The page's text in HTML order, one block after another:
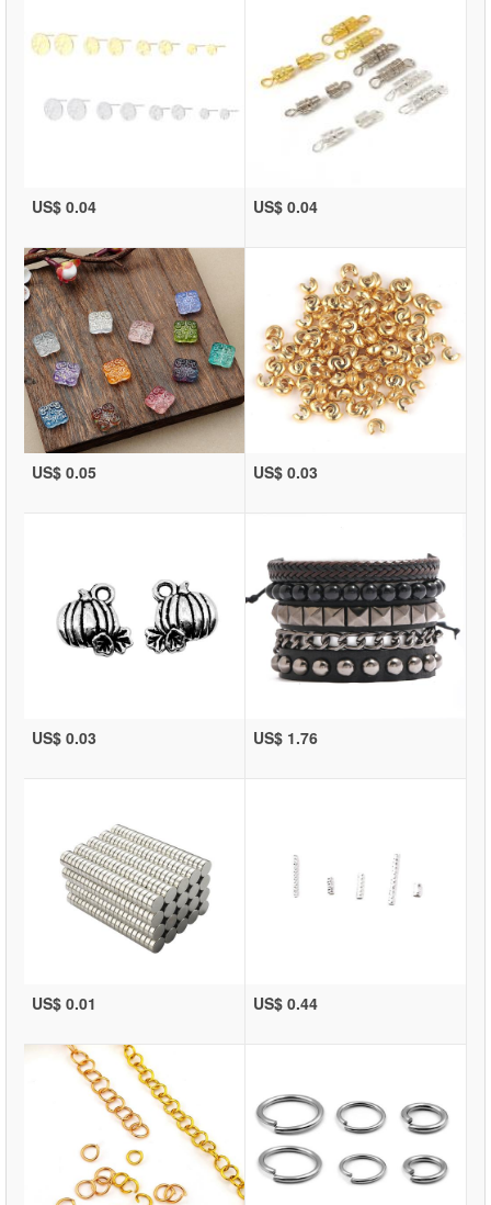
US$ 0.04 US$ 0.04
US$ 0.05 US$ 0.03
US$ 0.03 US$ 1.76
US$ 0.01 US$ 0.44